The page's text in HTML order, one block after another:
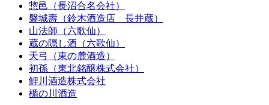
惣邑（長沼合名会社）
磐城壽（鈴木酒造店 長井蔵）
山法師（六歌仙）
蔵の隠し酒（六歌仙）
天弓（東の麓酒造）
初孫（東北銘醸株式会社）
鯉川酒造株式会社
楯の川酒造